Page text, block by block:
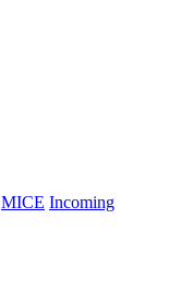
MICE Incoming